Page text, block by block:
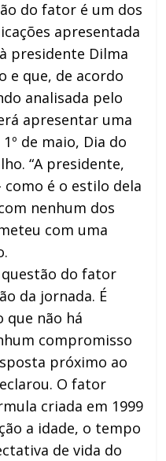
do fator é um dos
apresentada
presidente Dilma
e que, de acordo
analisada pelo
apresentar uma
de maio, Dia do
“A presidente,
é o estilo dela
nenhum dos
com uma
questão do fator
da jornada. É
que não há
compromisso
próximo ao
O fator
criada em 1999
a idade, o tempo
de vida do